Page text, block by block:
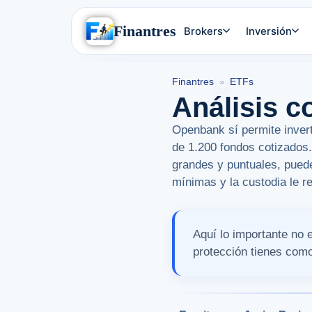
Finantres Brokers Inversión
Finantres » ETFs
Análisis
Openbank sí permite
de 1.200 fondos
grandes y puntuales,
mínimas y la custodia le
Aquí lo importante no
protección tienes